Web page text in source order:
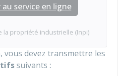
au service en ligne
la propriété industrielle (Inpi)
vous devez transmettre les
suivants :